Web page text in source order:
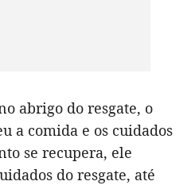
abrigo do resgate, o
a comida e os cuidados
se recupera, ele
do resgate, até